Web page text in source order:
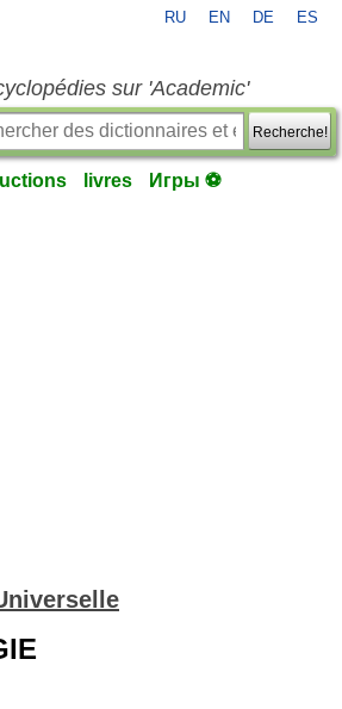
RU EN DE ES
sur 'Academic'
Recherche!
livres Игры ⚽